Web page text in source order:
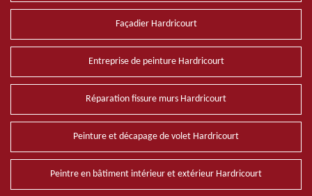
Façadier Hardricourt
Entreprise de peinture Hardricourt
Réparation fissure murs Hardricourt
Peinture et décapage de volet Hardricourt
Peintre en bâtiment intérieur et extérieur Hardricourt